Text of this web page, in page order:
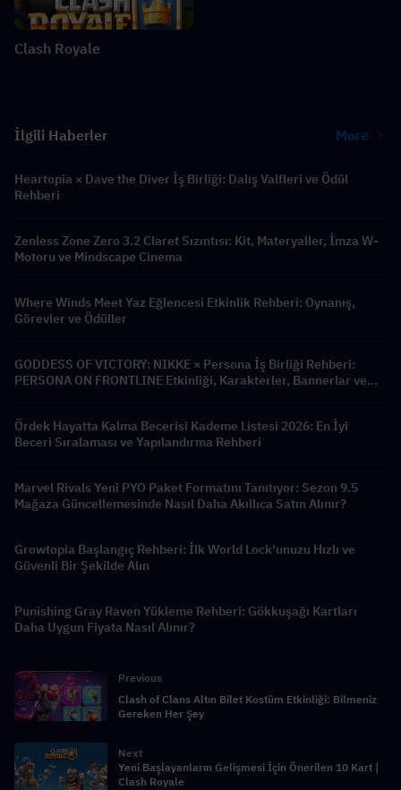
Clash Royale
İlgili Haberler More
Heartopia × Dave the Diver İş Birliği: Dalış Valfleri ve Ödül
Rehberi
Zenless Zone Zero 3.2 Claret Sızıntısı: Kit, Materyaller, İmza W-
Motoru ve Mindscape Cinema
Where Winds Meet Yaz Eğlencesi Etkinlik Rehberi: Oynanış,
Görevler ve Ödüller
GODDESS OF VICTORY: NIKKE × Persona İş Birliği Rehberi:
PERSONA ON FRONTLINE Etkinliği, Karakterler, Bannerlar ve
Ördek Hayatta Kalma Becerisi Kademe Listesi 2026: En İyi
Beceri Sıralaması ve Yapılandırma Rehberi
Marvel Rivals Yeni PYO Paket Formatını Tanıtıyor: Sezon 9.5
Mağaza Güncellemesinde Nasıl Daha Akıllıca Satın Alınır?
Growtopia Başlangıç Rehberi: İlk World Lock'unuzu Hızlı ve
Güvenli Bir Şekilde Alın
Punishing Gray Raven Yükleme Rehberi: Gökkuşağı Kartları
Daha Uygun Fiyata Nasıl Alınır?
Previous
Clash of Clans Altın Bilet Kostüm Etkinliği: Bilmeniz
Gereken Her Şey
Next
Yeni Başlayanların Gelişmesi İçin Önerilen 10 Kart |
Clash Royale